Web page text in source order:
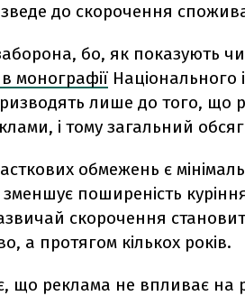
до скорочення
бо, як показують
монографії Національного
лише до того, що
і тому загальний
обмежень є
поширеність
скорочення
а протягом кількох років.
що реклама не впливає на